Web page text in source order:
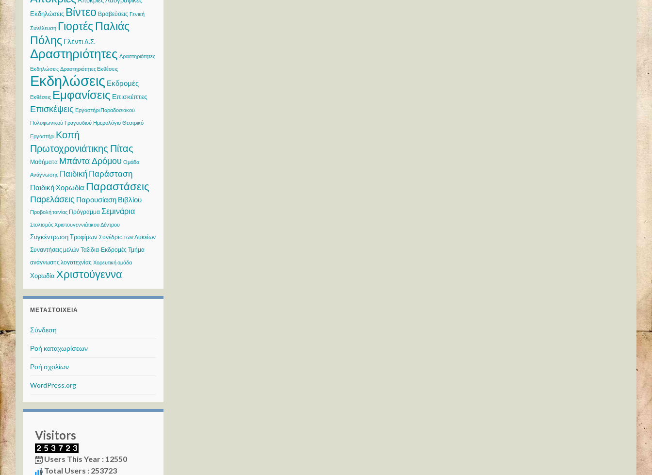
Εκδηλώσεις Βίντεο Βραβεύσεις Γενική
Συνέλευση Γιορτές Παλιάς
Πόλης ΓλέντιΔ.Σ.
Δραστηριότητες Δραστηριότητες
Εκδηλώσεις Δραστηριότητες Εκθέσεις
Εκδηλώσεις Εκδρομές
Εκθέσεις Εμφανίσεις Επισκέπτες
Επισκέψεις Εργαστήρι Παραδοσιακού
Πολυφωνικού Τραγουδιού Ημερολόγιο Θεατρικό
Εργαστήρι Κοπή
Πρωτοχρονιάτικης Πίτας
Μαθήματα Μπάντα Δρόμου Ομάδα
Ανάγνωσης Παιδική Παράσταση
Παιδική Χορωδία Παραστάσεις
Παρελάσεις Παρουσίαση Βιβλίου
Προβολή ταινίας Πρόγραμμα Σεμινάρια
Στολισμός Χριστουγεννιάτικου Δέντρου
Συγκέντρωση Τροφίμων Συνέδριο των Λυκείων
Συναντήσεις μελών Ταξίδια-Εκδρομές Τμήμα
ανάγνωσης λογοτεχνίας Χορευτική ομάδα
Χορωδία Χριστούγεννα
ΜΕΤΑΣΤΟΙΧΕΊΑ
Σύνδεση
Ροή καταχωρίσεων
Ροή σχολίων
WordPress.org
Visitors
Users This Year : 12550
Total Users : 253723